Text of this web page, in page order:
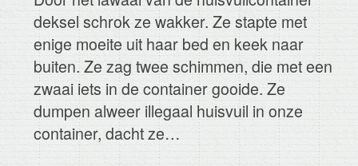
<< 1 2 3 4 >>
Naar auteur